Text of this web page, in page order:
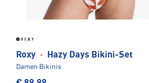
Roxy · Hazy Days Bikini-Set
Damen Bikinis